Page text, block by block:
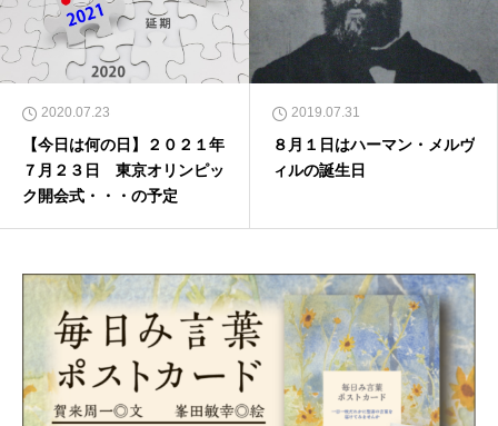
2020.07.23
【今日は何の日】２０２１年
７月２３日 東京オリンピッ
ク開会式・・・の予定
2019.07.31
８月１日はハーマン・メルヴ
ィルの誕生日